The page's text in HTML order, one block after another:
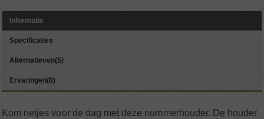
Informatie
Specificaties
Alternatieven(5)
Ervaringen(0)
Kom netjes voor de dag met deze nummerhouder. De houder